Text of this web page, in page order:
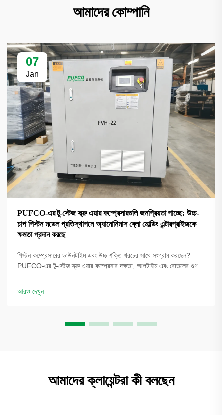
আমাদের কোম্পানি
07
Jan
PUFCO-এর টু-স্টেজ স্ক্রু এয়ার কম্প্রেসারগুলি জনপ্রিয়তা পাচ্ছে: উচ্চ-
চাপ পিস্টন মডেল প্রতিস্থাপনে অ্যানোনিমাস ব্লো মোল্ডিং এন্টারপ্রাইজকে
ক্ষমতা প্রদান করছে
পিস্টন কম্প্রেসারের ডাউনটাইম এবং উচ্চ শক্তি খরচের সাথে সংগ্রাম করছেন?
PUFCO-এর টু-স্টেজ স্ক্রু এয়ার কম্প্রেসার দক্ষতা, আপটাইম এবং বোতলের গুণমান
আরও দেখুন
আমাদের ক্লায়েন্টরা কী বলছেন